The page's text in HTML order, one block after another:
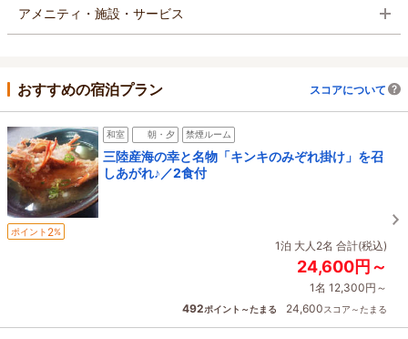
アメニティ・施設・サービス
おすすめの宿泊プラン スコアについて
和室 朝・夕 禁煙ルーム
三陸産海の幸と名物「キンキのみぞれ掛け」を召
しあがれ♪／2食付
ポイント 2%
1泊 大人2名 合計(税込)
24,600円～
1名 12,300円～
492ポイント～たまる 24,600スコア～たまる